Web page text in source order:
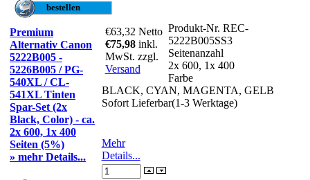
Premium
Alternativ Canon
5222B005 -
5226B005 / PG-
540XL / CL-
541XL Tinten
Spar-Set (2x
Black, Color) - ca.
2x 600, 1x 400
Seiten (5%)
» mehr Details...
€63,32 Netto
€75,98 inkl.
MwSt. zzgl.
Versand
Produkt-Nr. REC-
5222B005SS3
Seitenanzahl
2x 600, 1x 400
Farbe
BLACK, CYAN, MAGENTA, GELB
Sofort Lieferbar(1-3 Werktage)
Mehr
Details...